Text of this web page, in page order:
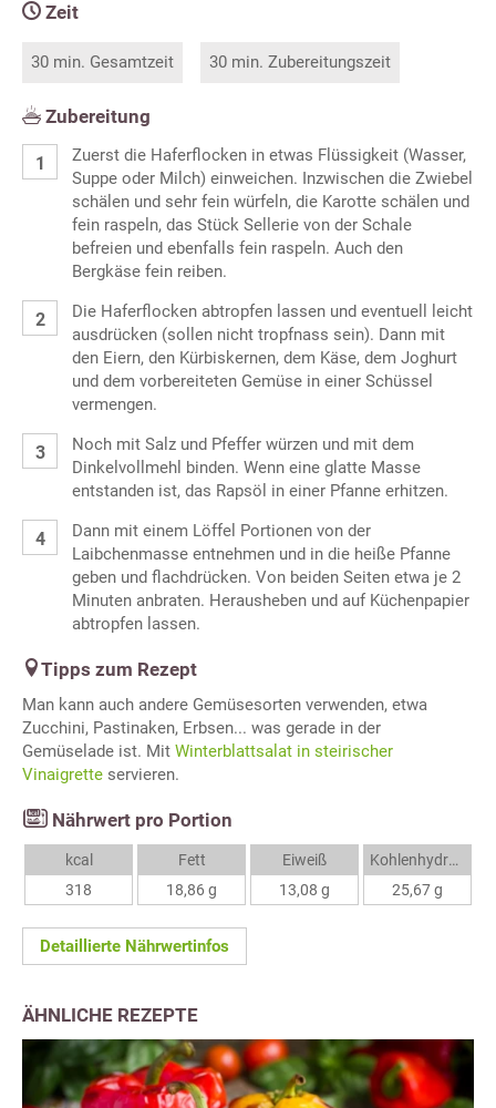
Zeit
30 min. Gesamtzeit 30 min. Zubereitungszeit
Zubereitung
Zuerst die Haferflocken in etwas Flüssigkeit (Wasser,
Suppe oder Milch) einweichen. Inzwischen die Zwiebel
schälen und sehr fein würfeln, die Karotte schälen und
fein raspeln, das Stück Sellerie von der Schale
befreien und ebenfalls fein raspeln. Auch den
Bergkäse fein reiben.
Die Haferflocken abtropfen lassen und eventuell leicht
ausdrücken (sollen nicht tropfnass sein). Dann mit
den Eiern, den Kürbiskernen, dem Käse, dem Joghurt
und dem vorbereiteten Gemüse in einer Schüssel
vermengen.
Noch mit Salz und Pfeffer würzen und mit dem
Dinkelvollmehl binden. Wenn eine glatte Masse
entstanden ist, das Rapsöl in einer Pfanne erhitzen.
Dann mit einem Löffel Portionen von der
Laibchenmasse entnehmen und in die heiße Pfanne
geben und flachdrücken. Von beiden Seiten etwa je 2
Minuten anbraten. Herausheben und auf Küchenpapier
abtropfen lassen.
Tipps zum Rezept
Man kann auch andere Gemüsesorten verwenden, etwa
Zucchini, Pastinaken, Erbsen... was gerade in der
Gemüselade ist. Mit Winterblattsalat in steirischer
Vinaigrette servieren.
Nährwert pro Portion
kcal
318
Fett
18,86 g
Eiweiß
13,08 g
Kohlenhydrate
25,67 g
Detaillierte Nährwertinfos
ÄHNLICHE REZEPTE